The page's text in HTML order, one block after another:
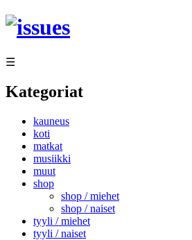
Siirry
sisältöön
☰
Kategoriat
kauneus
koti
matkat
musiikki
muut
shop
shop / miehet
shop / naiset
tyyli / miehet
tyyli / naiset